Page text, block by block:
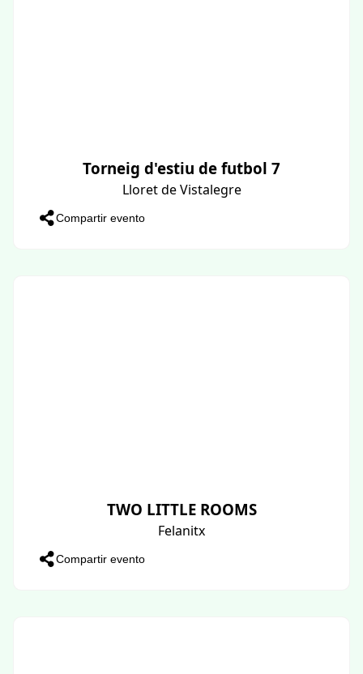
Torneig d'estiu de futbol 7
Lloret de Vistalegre
Compartir evento
TWO LITTLE ROOMS
Felanitx
Compartir evento